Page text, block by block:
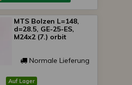
MTS Bolzen L=148,
d=28.5, GE-25-ES,
M24x2 (7.) orbit
Normale Lieferung
Auf Lager